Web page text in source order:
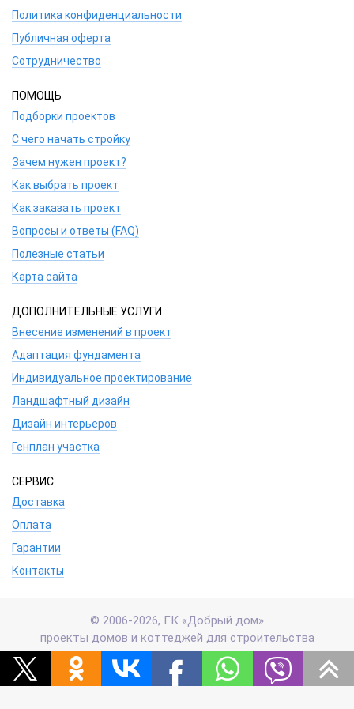
Политика конфиденциальности
Публичная оферта
Сотрудничество
ПОМОЩЬ
Подборки проектов
С чего начать стройку
Зачем нужен проект?
Как выбрать проект
Как заказать проект
Вопросы и ответы (FAQ)
Полезные статьи
Карта сайта
ДОПОЛНИТЕЛЬНЫЕ УСЛУГИ
Внесение изменений в проект
Адаптация фундамента
Индивидуальное проектирование
Ландшафтный дизайн
Дизайн интерьеров
Генплан участка
СЕРВИС
Доставка
Оплата
Гарантии
Контакты
© 2006-2026, ГК «Добрый дом»
проекты домов и коттеджей для строительства